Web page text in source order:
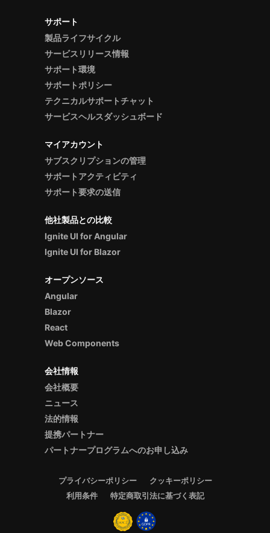
サポート
製品ライフサイクル
サービスリリース情報
サポート環境
サポートポリシー
テクニカルサポートチャット
サービスヘルスダッシュボード
マイアカウント
サブスクリプションの管理
サポートアクティビティ
サポート要求の送信
他社製品との比較
Ignite UI for Angular
Ignite UI for Blazor
オープンソース
Angular
Blazor
React
Web Components
会社情報
会社概要
ニュース
法的情報
提携パートナー
パートナープログラムへのお申し込み
プライバシーポリシー
クッキーポリシー
利用条件
特定商取引法に基づく表記